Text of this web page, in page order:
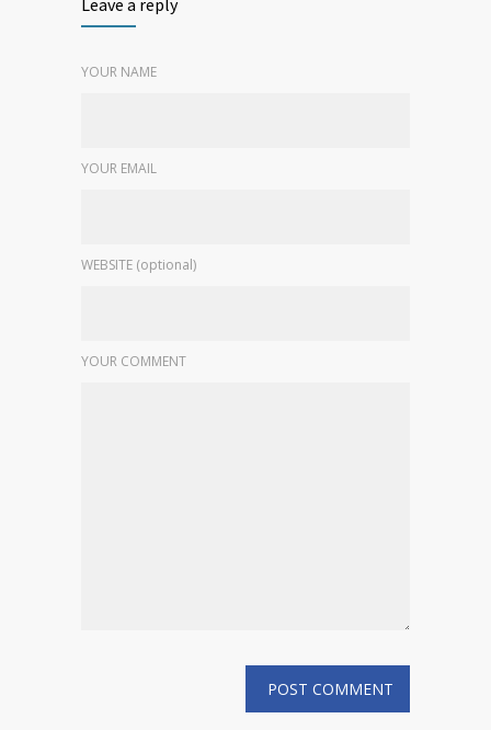
YOUR NAME
YOUR EMAIL
WEBSITE (optional)
YOUR COMMENT